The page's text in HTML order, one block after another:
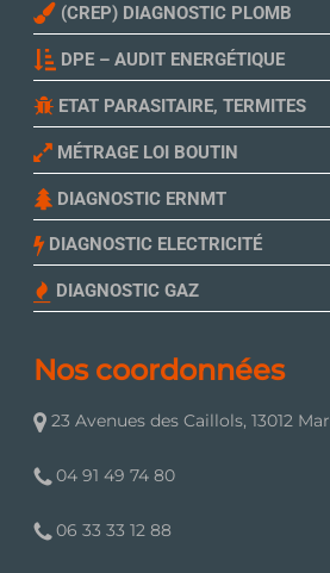
(CREP) DIAGNOSTIC PLOMB
DPE – AUDIT ENERGÉTIQUE
ETAT PARASITAIRE, TERMITES
MÉTRAGE LOI BOUTIN
DIAGNOSTIC ERNMT
DIAGNOSTIC ELECTRICITÉ
DIAGNOSTIC GAZ
Nos coordonnées
23 Avenues des Caillols, 13012
04 91 49 74 80
06 33 33 12 88